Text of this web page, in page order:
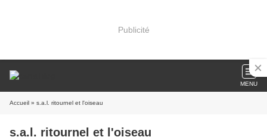
Publicité
MENU
Accueil » s.a.l. ritournel et l'oiseau
s.a.l. ritournel et l'oiseau